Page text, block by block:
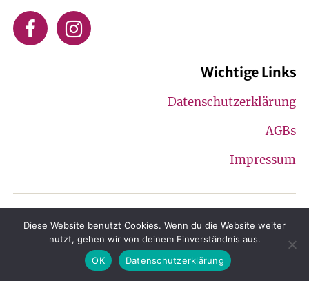
Wichtige Links
Datenschutzerklärung
AGBs
Impressum
© 2026 Gesta e.V. Nach oben
Diese Website benutzt Cookies. Wenn du die Website weiter
nutzt, gehen wir von deinem Einverständnis aus.
OK
Datenschutzerklärung